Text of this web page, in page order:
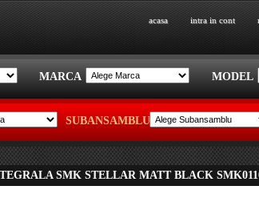
acasa
acasa intra in cont
intra in cont
MARCA MODEL
SUBANSAMBLU
SMK STELLAR MATT BLACK